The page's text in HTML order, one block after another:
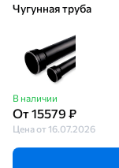
Чугунная труба
В наличии
От 15579 ₽
Цена от 16.07.2026